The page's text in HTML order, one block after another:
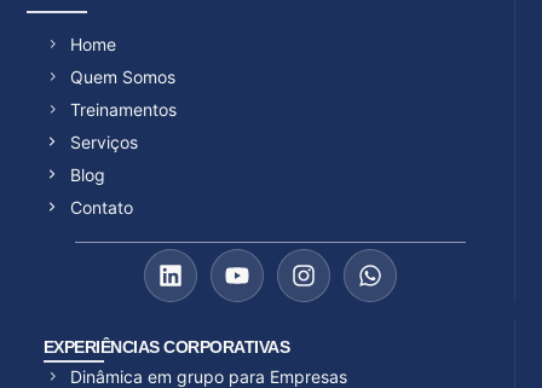
Home
Quem Somos
Treinamentos
Serviços
Blog
Contato
EXPERIÊNCIAS CORPORATIVAS
Dinâmica em grupo para Empresas